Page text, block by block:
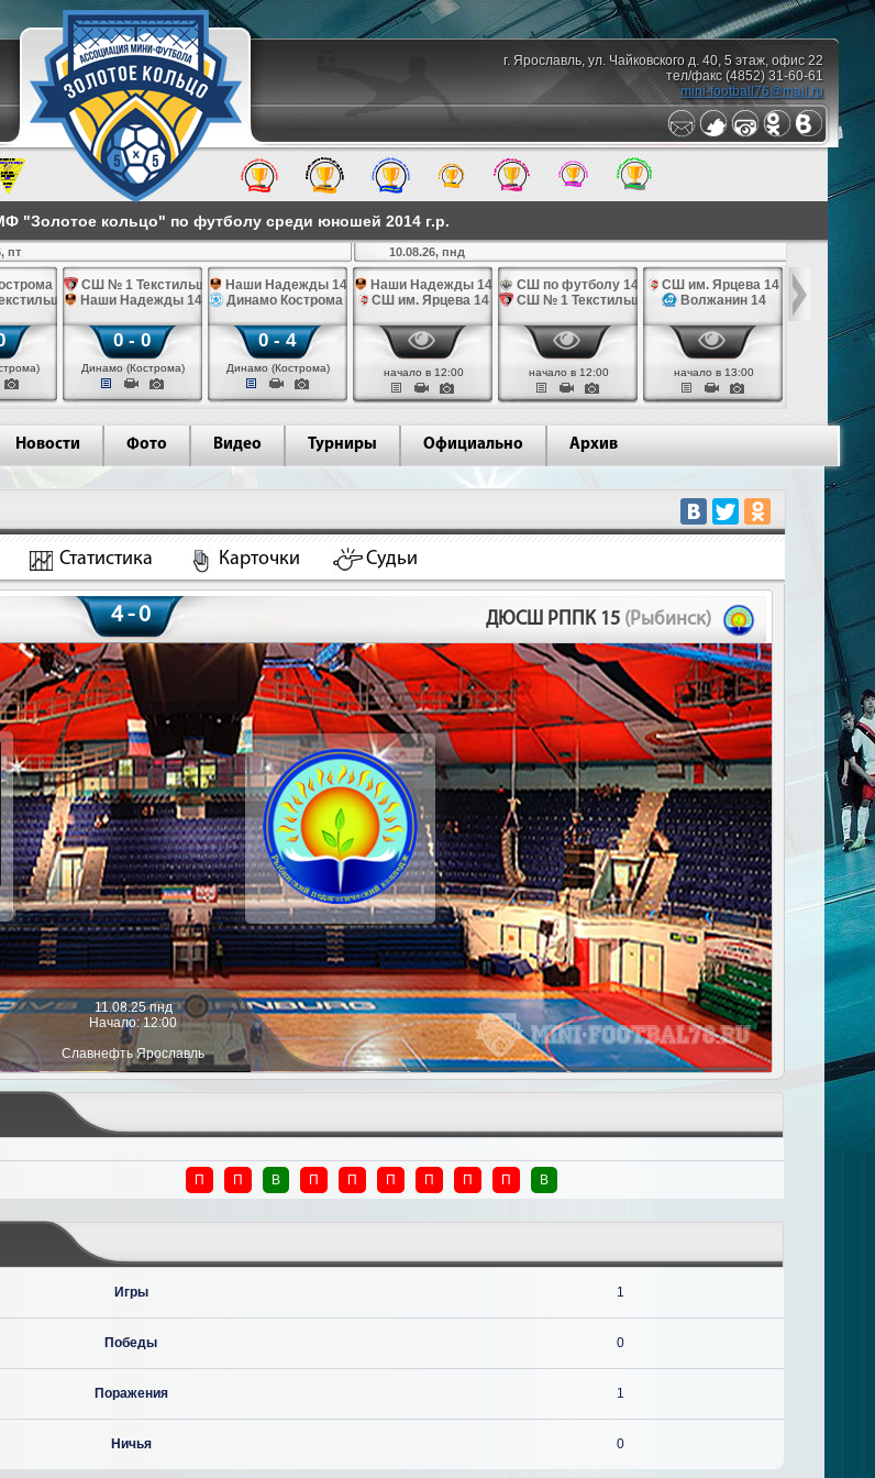
г. Ярославль, ул. Чайковского д. 40, 5 этаж, офис 22
тел/факс (4852) 31-60-61
mini-football76@mail.ru
"Золотое кольцо" по футболу среди юношей 2014 г.р.
пт
14
14
СШ № 1 Текстильщик 14
Наши Надежды 14
0 - 0
Динамо (Кострома)
Наши Надежды 14
Динамо Кострома 14
0 - 4
Динамо (Кострома)
10.08.26, пнд
Наши Надежды 14
СШ им. Ярцева 14
начало в 12:00
СШ по футболу 14
СШ № 1 Текстильщик 14
начало в 12:00
СШ им. Ярцева 14
Волжанин 14
начало в 13:00
Новости Фото Видео Турниры Официально Архив
Статистика Карточки Судьи
4 - 0 ДЮСШ РППК 15 (Рыбинск)
11.08.25 пнд
Начало: 12:00
Славнефть Ярославль
П П В П П П П П П В
Игры 1
Победы 0
Поражения 1
Ничья 0